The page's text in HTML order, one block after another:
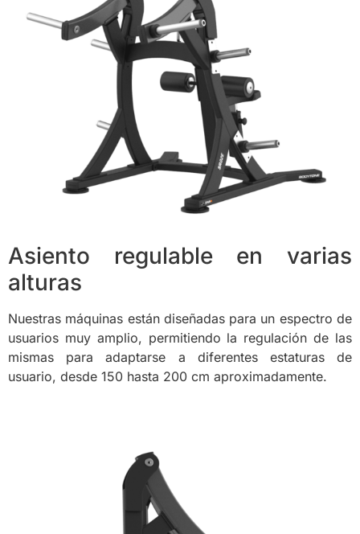
Asiento regulable en varias
alturas
Nuestras máquinas están diseñadas para un espectro de
usuarios muy amplio, permitiendo la regulación de las
mismas para adaptarse a diferentes estaturas de
usuario, desde 150 hasta 200 cm aproximadamente.